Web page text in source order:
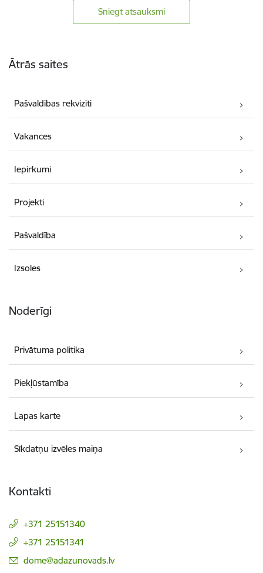
Sniegt atsauksmi
Ātrās saites
Pašvaldības rekvizīti
Vakances
Iepirkumi
Projekti
Pašvaldība
Izsoles
Noderīgi
Privātuma politika
Piekļūstamība
Lapas karte
Sīkdatņu izvēles maiņa
Kontakti
+371 25151340
+371 25151341
E-pasts:
dome@adazunovads.lv